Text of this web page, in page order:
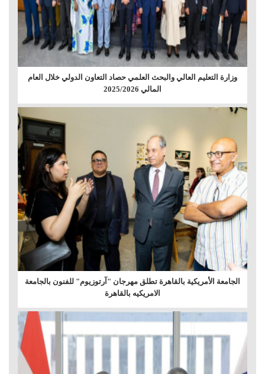
وزارة التعليم العالي والبحث العلمي حصاد التعاون الدولي خلال العام
المالي 2025/2026
الجامعة الأمريكية بالقاهرة تطلق مهرجان "آرتوزيوم" للفنون بالجامعة
الامريكيه بالقاهرة